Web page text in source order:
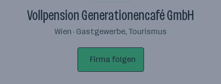
Vollpension Generationencafé GmbH
Wien · Gastgewerbe, Tourismus
Firma folgen